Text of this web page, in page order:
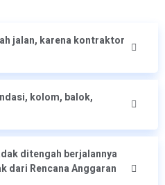
jalan, karena kontraktor
kolom, balok,
ditengah berjalannya
dari Rencana Anggaran